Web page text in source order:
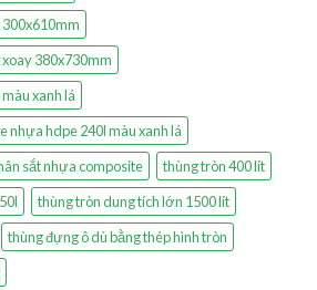
380x730mm
xanh lá
nhựa hdpe 240l màu xanh lá
sắt nhựa composite
thùng tròn 400 lít
thùng tròn dung tích lớn 1500 lít
thùng đựng ô dù bằng thép hình tròn